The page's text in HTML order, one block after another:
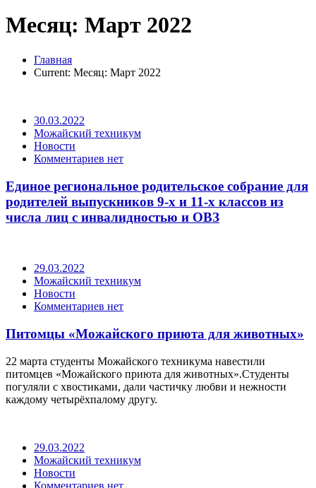
Месяц: Март 2022
Главная
Current: Месяц: Март 2022
30.03.2022
Можайский техникум
Новости
Комментариев нет
Единое региональное родительское собрание для
родителей выпускников 9-х и 11-х классов из
числа лиц с инвалидностью и ОВЗ
29.03.2022
Можайский техникум
Новости
Комментариев нет
Питомцы «Можайского приюта для животных»
22 марта студенты Можайского техникума навестили
питомцев «Можайского приюта для животных».Студенты
погуляли с хвостиками, дали частичку любви и нежности
каждому четырёхпалому другу.
29.03.2022
Можайский техникум
Новости
Комментариев нет